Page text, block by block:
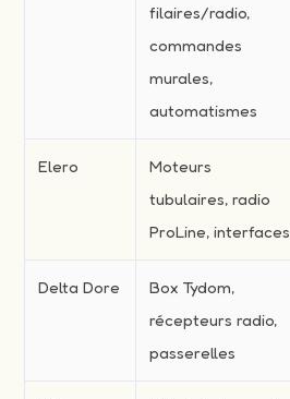
filaires/radio,
commandes
murales,
automatismes
Elero
Moteurs
tubulaires, radio
ProLine, interfaces
Delta Dore
Box Tydom,
récepteurs radio,
passerelles